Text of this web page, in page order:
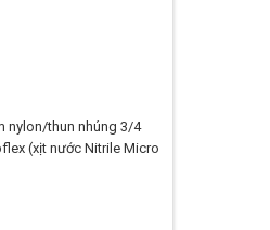
nylon/thun nhúng 3/4
(xịt nước Nitrile Micro